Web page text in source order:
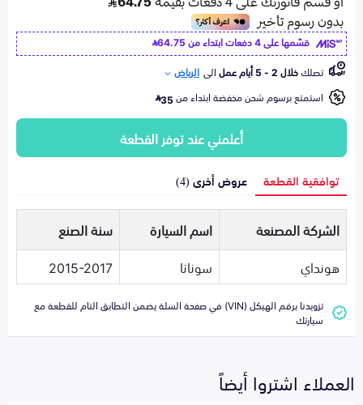
قسّمها على 4 دفعات ابتداء من
64.75
تصلكخلال 2 - 5 أيام عمل الى الرياض
استمتع برسوم شحن مخفضة ابتداء من35
أعلمني عند توفر القطعة
توافقية القطعة عروض أخرى (4)
الشركة المصنعة اسم السيارة
سنة الصنع
هونداي
سوناتا 2015-2017
تزويدنا برقم الهيكل (VIN) في صفحة السلة يضمن التطابق التام للقطعة مع
سيارتك
العملاء اشتروا أيضاً